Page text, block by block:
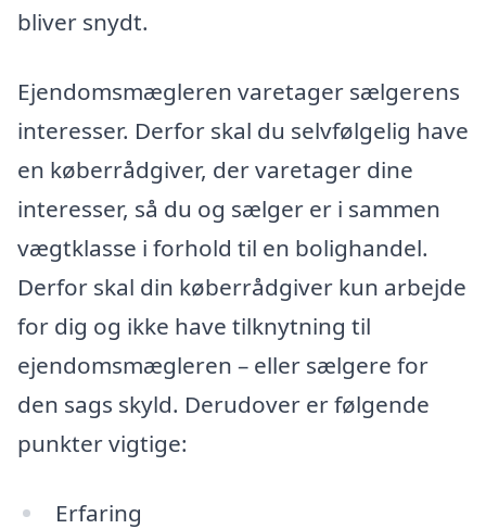
bliver snydt.
Ejendomsmægleren varetager sælgerens
interesser. Derfor skal du selvfølgelig have
en køberrådgiver, der varetager dine
interesser, så du og sælger er i sammen
vægtklasse i forhold til en bolighandel.
Derfor skal din køberrådgiver kun arbejde
for dig og ikke have tilknytning til
ejendomsmægleren – eller sælgere for
den sags skyld. Derudover er følgende
punkter vigtige:
Erfaring